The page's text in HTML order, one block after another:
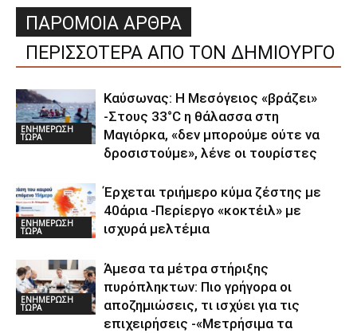
ΠΑΡΟΜΟΙΑ ΑΡΘΡΑ
ΠΕΡΙΣΣΟΤΕΡΑ ΑΠΟ ΤΟΝ ΔΗΜΙΟΥΡΓΟ
ΕΝΗΜΕΡΩΣΗ
ΤΩΡΑ
Καύσωνας: Η Μεσόγειος «βράζει»
-Στους 33°C η θάλασσα στη
Μαγιόρκα, «δεν μπορούμε ούτε να
δροσιστούμε», λένε οι τουρίστες
ΕΝΗΜΕΡΩΣΗ
ΤΩΡΑ
Έρχεται τριήμερο κύμα ζέστης με
40άρια -Περίεργο «κοκτέιλ» με
ισχυρά μελτέμια
ΕΝΗΜΕΡΩΣΗ
ΤΩΡΑ
Άμεσα τα μέτρα στήριξης
πυρόπληκτων: Πιο γρήγορα οι
αποζημιώσεις, τι ισχύει για τις
επιχειρήσεις -«Μετρήσιμα τα